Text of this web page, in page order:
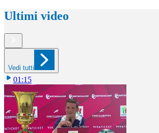
Ultimi video
Vedi tutti
01:15